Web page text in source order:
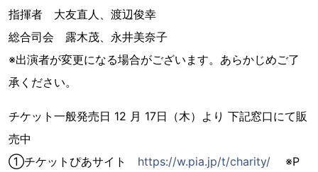
指揮者 大友直人、渡辺俊幸
総合司会 露木茂、永井美奈子
※出演者が変更になる場合がございます。あらかじめご了
承ください。
チケット一般発売日 12 月 17日（木）より 下記窓口にて販
売中
①チケットぴあサイト https://w.pia.jp/t/charity/ ※P